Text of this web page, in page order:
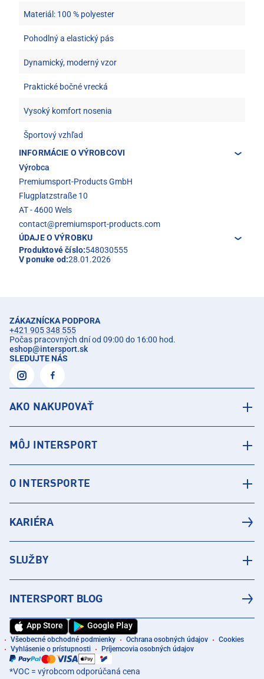
Materiál: 100 % polyester
Pohodlný a elastický pás
Dynamický, moderný vzor
Praktické bočné vrecká
Vysoký komfort nosenia
Športový vzhľad
INFORMÁCIE O VÝROBCOVI
Výrobca
Premiumsport-Products GmbH
Flugplatzstraße 10
AT - 4600 Wels
contact@premiumsport-products.com
ÚDAJE O VÝROBKU
Produktové číslo:548030555
V ponuke od:28.01.2026
ZÁKAZNÍCKA PODPORA
+421 905 348 555
Počas pracovných dní od 09:00 do 16:00 hod.
eshop@intersport.sk
SLEDUJTE NÁS
AKO NAKUPOVAŤ
MÔJ INTERSPORT
O INTERSPORTE
KARIÉRA
SLUŽBY
INTERSPORT BLOG
App Store Google Play
Všeobecné obchodné podmienky Ochrana osobných údajov
Cookies
Vyhlásenie o prístupnosti
Príjemcovia osobných údajov
*VOC = výrobcom odporúčaná cena